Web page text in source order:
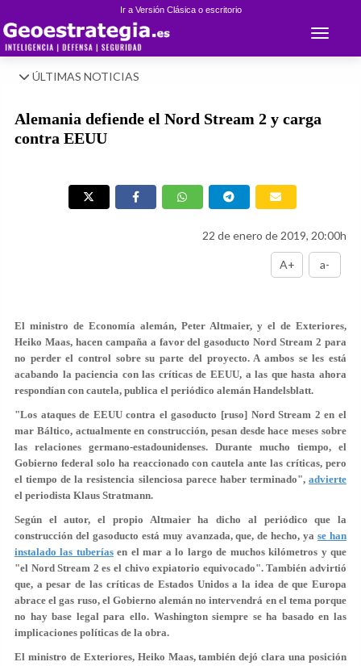
Ir a Versión Clásica o escritorio
Toggle
ÚLTIMAS NOTICIAS
Alemania defiende el Nord Stream 2 y carga
contra EEUU
22 de enero de 2019, 20:00h
A+ a-
El ministro de Economía alemán, Peter Altmaier, y el de Exteriores,
Heiko Maas, hacen campaña a favor del gasoducto Nord Stream 2 para
no perder el control sobre su parte del proyecto. A ambos se les está
acabando la paciencia con las críticas de EEUU, a las que hasta ahora
respondían con cautela, publica el periódico alemán Handelsblatt.
"Los ataques de EEUU contra el gasoducto [ruso] Nord Stream 2 en el
mar Báltico, actualmente en construcción, pesan desde hace meses sobre
las relaciones germano-estadounidenses. Durante mucho tiempo, el
Gobierno federal solo ha reaccionado con cautela ante las críticas, pero
el tiempo de la resistencia silenciosa parece haber terminado", advierte
el periodista Klaus Stratmann.
Según el autor, el propio Altmaier ha dicho al periódico que la
construcción del gasoducto está muy avanzada, que, de hecho, yase han
instalado las tuberíasen el mar a lo largo de muchos kilómetros y que
"el Nord Stream 2 es el chivo expiatorio equivocado". También advirtió
que, a pesar de las críticas de Estados Unidos a la idea de que Europa
abrace el gas ruso, el Gobierno alemán no intervendrá en el tema porque
no hay base legal para ello. Washington siempre se ha basado en las
implicaciones políticas de la obra.
El ministro de Exteriores, Heiko Maas, también dejó clara una posición